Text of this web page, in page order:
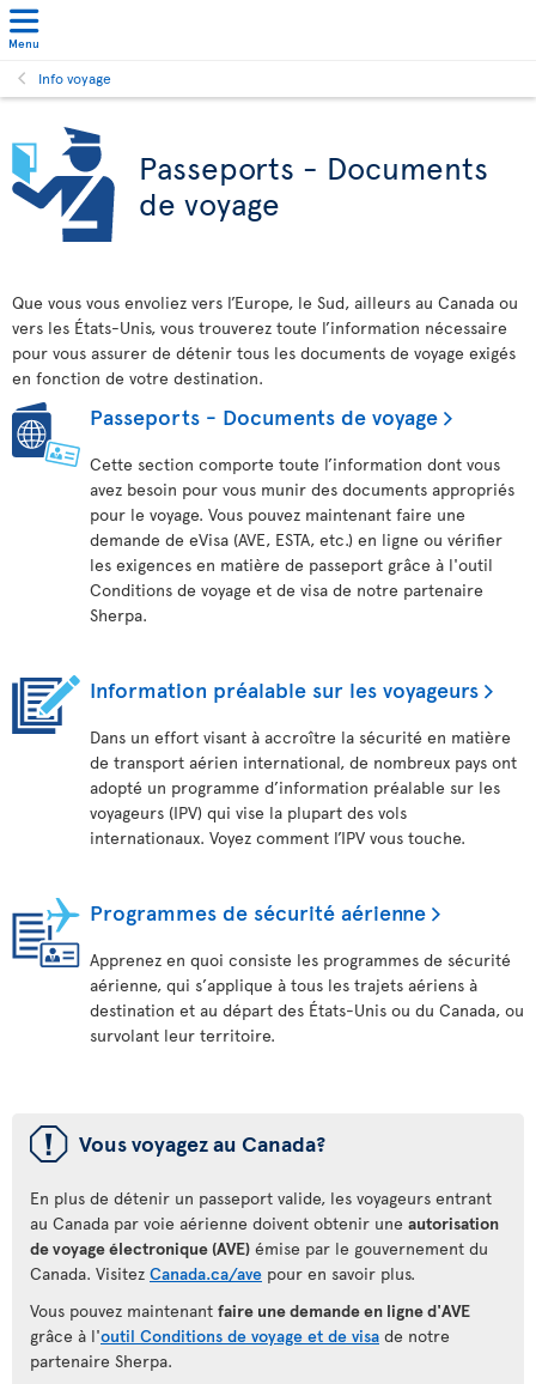
Menu
Info voyage
Passeports - Documents
de voyage
Que vous vous envoliez vers l’Europe, le Sud, ailleurs au Canada ou
vers les États-Unis, vous trouverez toute l’information nécessaire
pour vous assurer de détenir tous les documents de voyage exigés
en fonction de votre destination.
Passeports - Documents de voyage
Cette section comporte toute l’information dont vous
avez besoin pour vous munir des documents appropriés
pour le voyage. Vous pouvez maintenant faire une
demande de eVisa (AVE, ESTA, etc.) en ligne ou vérifier
les exigences en matière de passeport grâce à l'outil
Conditions de voyage et de visa de notre partenaire
Sherpa.
Information préalable sur les voyageurs
Dans un effort visant à accroître la sécurité en matière
de transport aérien international, de nombreux pays ont
adopté un programme d’information préalable sur les
voyageurs (IPV) qui vise la plupart des vols
internationaux. Voyez comment l’IPV vous touche.
Programmes de sécurité aérienne
Apprenez en quoi consiste les programmes de sécurité
aérienne, qui s’applique à tous les trajets aériens à
destination et au départ des États-Unis ou du Canada, ou
survolant leur territoire.
ü Vous voyagez au Canada?
En plus de détenir un passeport valide, les voyageurs entrant
au Canada par voie aérienne doivent obtenir une autorisation
de voyage électronique (AVE) émise par le gouvernement du
Canada. Visitez Canada.ca/ave pour en savoir plus.
Vous pouvez maintenant faire une demande en ligne d'AVE
grâce à l'outil Conditions de voyage et de visa
partenaire Sherpa.